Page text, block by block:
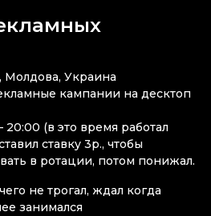
Молдова, Украина
кампании на десктоп
(в это время работал
ставку 3р., чтобы
в ротации, потом понижал.
не трогал, ждал когда
занимался